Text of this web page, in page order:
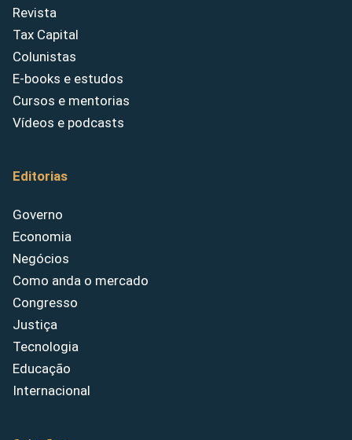
Revista
Tax Capital
Colunistas
E-books e estudos
Cursos e mentorias
Vídeos e podcasts
Editorias
Governo
Economia
Negócios
Como anda o mercado
Congresso
Justiça
Tecnologia
Educação
Internacional